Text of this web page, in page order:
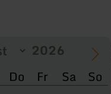
Do Fr Sa So